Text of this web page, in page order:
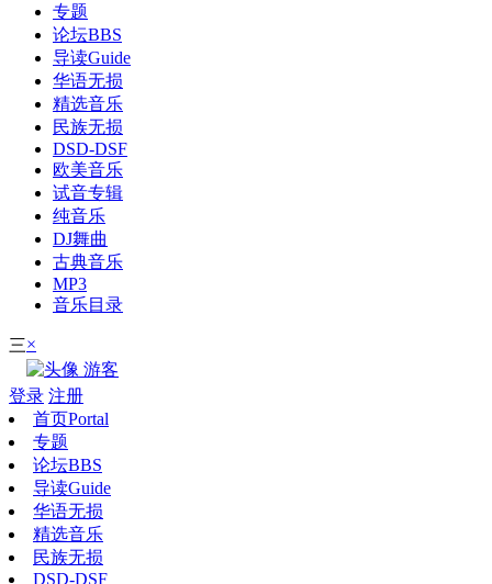
专题
论坛BBS
导读Guide
华语无损
精选音乐
民族无损
DSD-DSF
欧美音乐
试音专辑
纯音乐
DJ舞曲
古典音乐
MP3
音乐目录
三×
游客
登录 注册
首页Portal
专题
论坛BBS
导读Guide
华语无损
精选音乐
民族无损
DSD-DSF